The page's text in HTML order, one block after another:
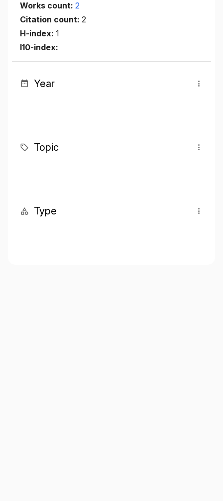
Works count: 2
Citation count: 2
H-index: 1
I10-index:
Year
Topic
Type